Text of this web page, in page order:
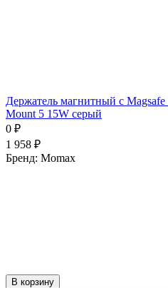
Держатель магнитный c
Mount 5 15W серый
0 ₽
1 958 ₽
Бренд: Momax
В корзину